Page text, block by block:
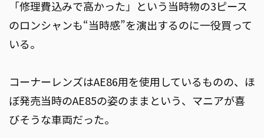
「修理費込みで高かった」という当時物の3ピース
のロンシャンも“当時感”を演出するのに一役買って
いる。
コーナーレンズはAE86用を使用しているものの、ほ
ぼ発売当時のAE85の姿のままという、マニアが喜
びそうな車両だった。